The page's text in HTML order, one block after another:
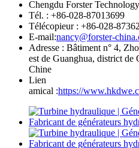
Chengdu Forster
Tél. : +86-028-87013699
Télécopieur : +86-028-
E-mail:nancy@forster-
Adresse : Bâtiment n° 4,
est de Guanghua, district
Chine
Lien
amical :https://